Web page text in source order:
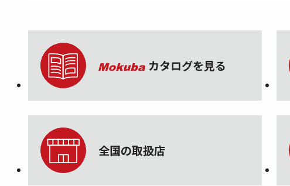
カタログを見る
全国の取扱店